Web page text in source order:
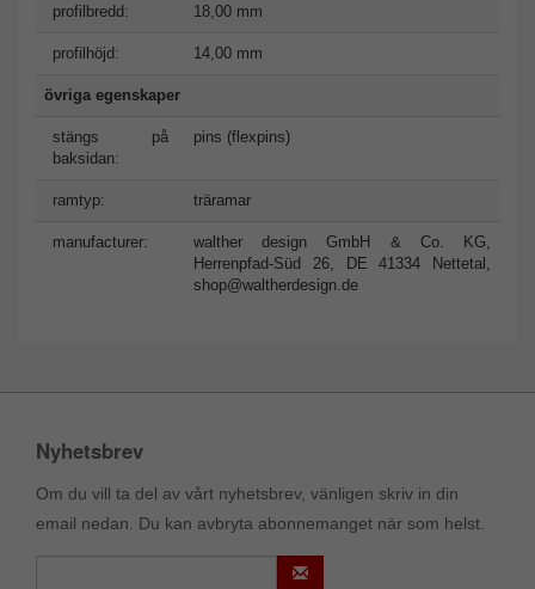
profilbredd: 18,00 mm
profilhöjd: 14,00 mm
övriga egenskaper
stängs på
baksidan:
pins (flexpins)
ramtyp: träramar
manufacturer:
walther design GmbH & Co. KG,
Herrenpfad-Süd 26, DE 41334 Nettetal,
shop@waltherdesign.de
Nyhetsbrev
Om du vill ta del av vårt nyhetsbrev, vänligen skriv in din
email nedan. Du kan avbryta abonnemanget när som helst.